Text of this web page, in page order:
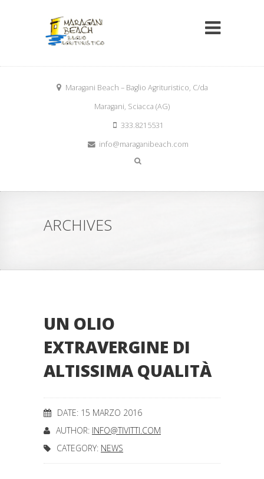
Maragani Beach – Baglio Agrituristico, C/da
Maragani, Sciacca (AG)
333.8215531
info@maraganibeach.com
ARCHIVES
UN OLIO
EXTRAVERGINE DI
ALTISSIMA QUALITÀ
DATE: 15 MARZO 2016
AUTHOR: INFO@TIVITTI.COM
CATEGORY: NEWS